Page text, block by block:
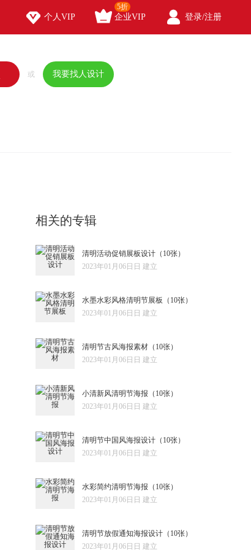
 个人VIP  企业VIP
5折
 登录/注册
或 我要找人设计
相关的专辑
清明活动促销展板设计 （10张）
2023年01月06日日 建立
水墨水彩风格清明节展板 （10张）
2023年01月06日日 建立
清明节古风海报素材 （10张）
2023年01月06日日 建立
小清新风清明节海报 （10张）
2023年01月06日日 建立
清明节中国风海报设计 （10张）
2023年01月06日日 建立
水彩简约清明节海报 （10张）
2023年01月06日日 建立
清明节放假通知海报设计 （10张）
2023年01月06日日 建立